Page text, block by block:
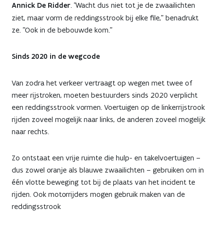
Annick De Ridder. "Wacht dus niet tot je de zwaailichten
ziet, maar vorm de reddingsstrook bij elke file," benadrukt
ze. "Ook in de bebouwde kom."
Sinds 2020 in de wegcode
Van zodra het verkeer vertraagt op wegen met twee of
meer rijstroken, moeten bestuurders sinds 2020 verplicht
een reddingsstrook vormen. Voertuigen op de linkerrijstrook
rijden zoveel mogelijk naar links, de anderen zoveel mogelijk
naar rechts.
Zo ontstaat een vrije ruimte die hulp- en takelvoertuigen –
dus zowel oranje als blauwe zwaailichten – gebruiken om in
één vlotte beweging tot bij de plaats van het incident te
rijden. Ook motorrijders mogen gebruik maken van de
reddingsstrook